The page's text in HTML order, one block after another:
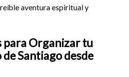
aventura espiritual y
para Organizar tu
Santiago desde